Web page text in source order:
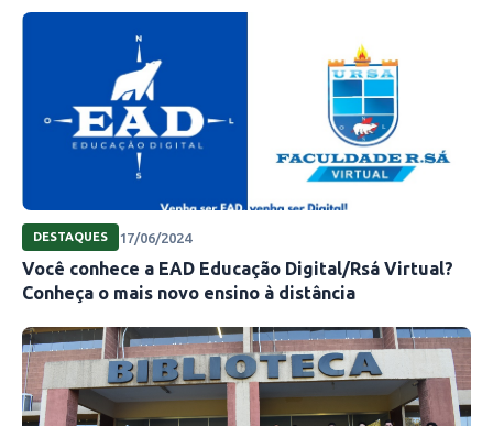
DESTAQUES 17/06/2024
Você conhece a EAD Educação Digital/Rsá Virtual?
Conheça o mais novo ensino à distância